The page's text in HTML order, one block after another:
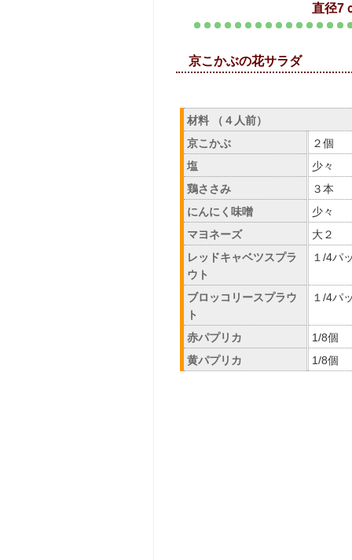
直径7
京こかぶ
材料 （４人前）
京こかぶ
２個
塩
少々
鶏ささみ
３本
にんにく味噌
少々
マヨネーズ
大２
レッドキャベツスプラ
ウト
１/4パ
ブロッコリースプラウ
ト
１/4パ
赤パプリカ
1/8個
黄パプリカ
1/8個